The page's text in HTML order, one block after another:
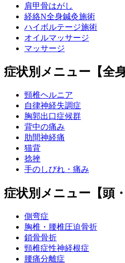
肩甲骨はがし
経絡N全身鍼灸施術
ハイボルテージ施術
オイルマッサージ
マッサージ
症状別メニュー【全身
頸椎ヘルニア
自律神経失調症
胸郭出口症候群
背中の痛み
肋間神経痛
猫背
捻挫
手のしびれ・痛み
症状別メニュー【頭
側弯症
胸椎・腰椎圧迫骨折
鎖骨骨折
頸椎症性神経根症
腰痛分離症